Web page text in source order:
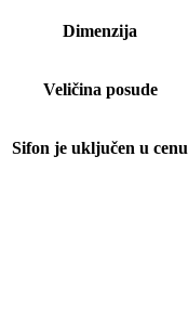
Dimenzija
Veličina posude
Sifon je uključen u cenu